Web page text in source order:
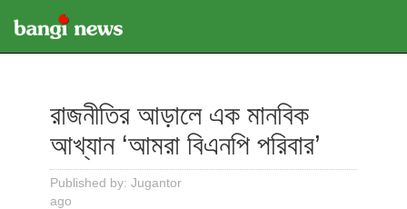
রাজনীতির আড়ালে এক মানবিক
আখ্যান ‘আমরা বিএনপি পরিবার’
Published by: Jugantor
ago